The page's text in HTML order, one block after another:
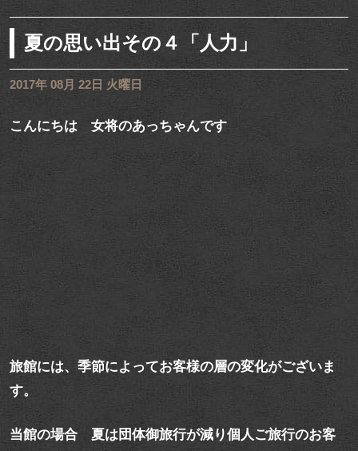
夏の思い出その４「人力」
2017年 08月 22日 火曜日
こんにちは 女将のあっちゃんです
旅館には、季節によってお客様の層の変化がございま
す。
当館の場合 夏は団体御旅行が減り個人ご旅行のお客